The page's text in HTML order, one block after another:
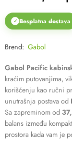
✓ Besplatna dostava
Brend: Gabol
Gabol Pacific
kraćim putovanjima,
korišćenju kao ručni
unutrašnja postava od
Sa zapreminom od
balans između
prostora kada vam je